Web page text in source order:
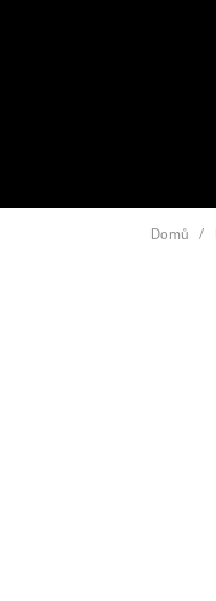
Domů /